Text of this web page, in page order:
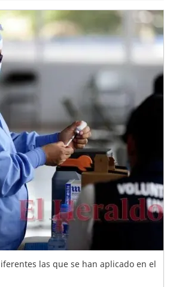
las que se han aplicado en el